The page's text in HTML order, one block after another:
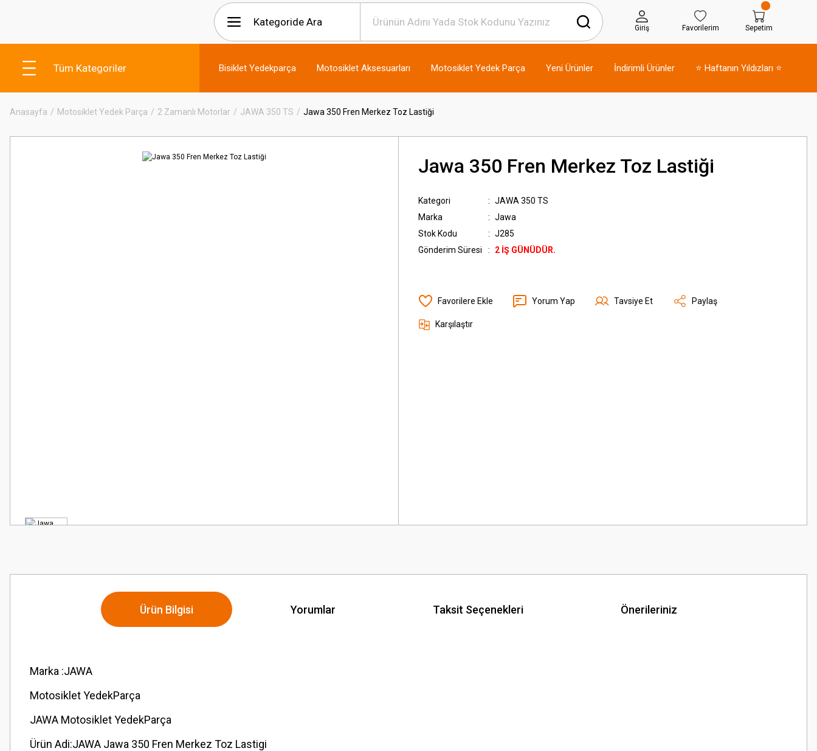
Giriş Favorilerim Sepetim
Tüm Kategoriler Bisiklet Yedekparça Motosiklet Aksesuarları Motosiklet Yedek Parça Yeni Ürünler İndirimli Ürünler ⭐ Haftanın Yıldızları ⭐
Anasayfa Motosiklet Yedek Parça 2 Zamanlı Motorlar JAWA 350 TS Jawa 350 Fren Merkez Toz Lastiği
Jawa 350 Fren Merkez Toz Lastiği
Kategori
JAWA 350 TS
Marka
Jawa
Stok Kodu
J285
Gönderim Süresi
2 İŞ GÜNÜDÜR.
Yorum Yap Tavsiye Et Paylaş
Karşılaştır
Ürün Bilgisi Yorumlar Taksit Seçenekleri Önerileriniz
Marka :JAWA
Motosiklet YedekParça
JAWA Motosiklet YedekParça
Ürün Adi:JAWA Jawa 350 Fren Merkez Toz Lastigi